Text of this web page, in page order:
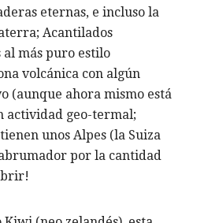
eternas, e incluso la
Acantilados
al más puro estilo
volcánica con algún
(aunque ahora mismo está
actividad geo-termal;
unos Alpes (la Suiza
por la cantidad